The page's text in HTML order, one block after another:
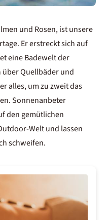
und Rosen, ist unsere
Er erstreckt sich auf
eine Badewelt der
über Quellbäder und
alles, um zu zweit das
Sonnenanbeter
den gemütlichen
Welt und lassen
schweifen.